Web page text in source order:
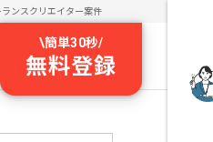
ランスクリエイター案件
\簡単30秒/
無料登録